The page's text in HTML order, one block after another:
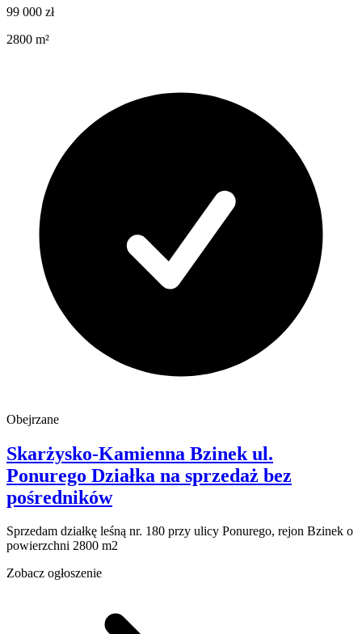
99 000 zł
2800 m²
Obejrzane
Skarżysko-Kamienna Bzinek ul.
Ponurego Działka na sprzedaż bez
pośredników
Sprzedam działkę leśną nr. 180 przy ulicy Ponurego, rejon Bzinek o
powierzchni 2800 m2
Zobacz ogłoszenie